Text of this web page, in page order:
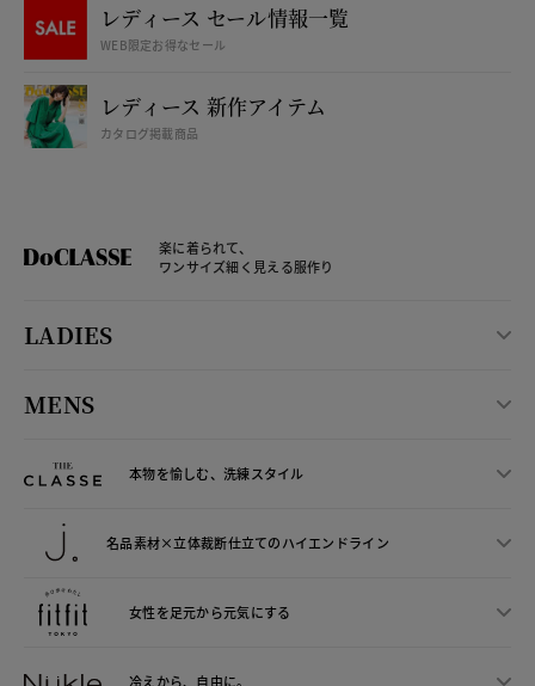
レディース セール情報一覧
WEB限定お得なセール
レディース 新作アイテム
カタログ掲載商品
楽に着られて、
ワンサイズ細く見える服作り
LADIES
MENS
本物を愉しむ、洗練スタイル
名品素材×立体裁断仕立てのハイエンドライン
女性を足元から元気にする
冷えから、 自由に。